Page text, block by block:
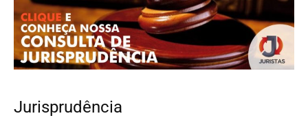
Jurisprudência